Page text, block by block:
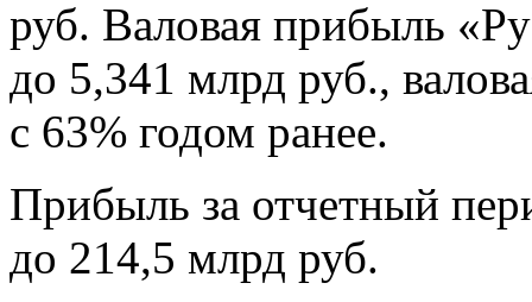
руб. Валовая прибыль
до 5,341 млрд руб.,
с 63% годом ранее.
Прибыль за отчетный
до 214,5 млрд руб.